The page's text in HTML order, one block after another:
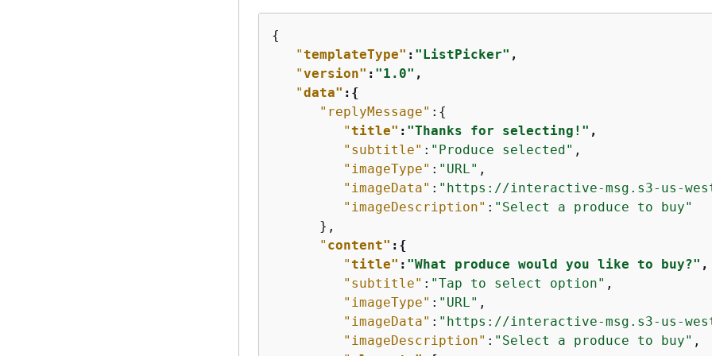
{
"templateType" : "ListPicker" ,
"version" : "1.0" ,
"data" : {
"replyMessage" : {
"title" : "Thanks for selecting!" ,
"subtitle" : "Produce selected" ,
"imageType" : "URL"
"imageData" : "https://interactive-msg.s3-us-
"imageDescription" : "Select a produce to buy"
      },
" content" : {
"title" : "What produce would you like to buy?" ,
"subtitle" : "Tap to select option" ,
"imageType" : "URL" ,
"imageData" : "https://interactive-msg.s3-us-
"imageDescription" : "Select a produce to buy" ,